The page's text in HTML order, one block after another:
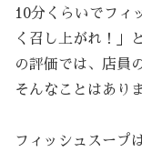
10分くらいでフィ
く召し上がれ！」
の評価では、店員
そんなことはあり
フィッシュスープ